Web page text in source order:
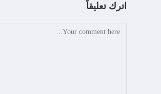
اترك تعليقاً